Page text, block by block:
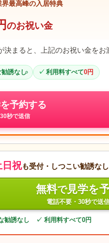
最高峰の入居特典
のお祝い金
決まると、上記のお祝い金をお
勧誘なし 利用料すべて0円
予約する
秒で送信
日祝も受付・しつこい勧誘なし
無料で見学を
電話不要・30秒で送
勧誘なし ✓ 利用料すべて0円